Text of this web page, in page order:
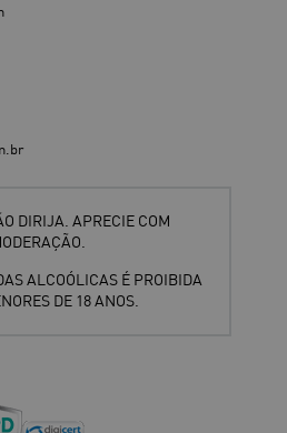
DIRIJA. APRECIE COM
ALCOÓLICAS É PROIBIDA
DE 18 ANOS.